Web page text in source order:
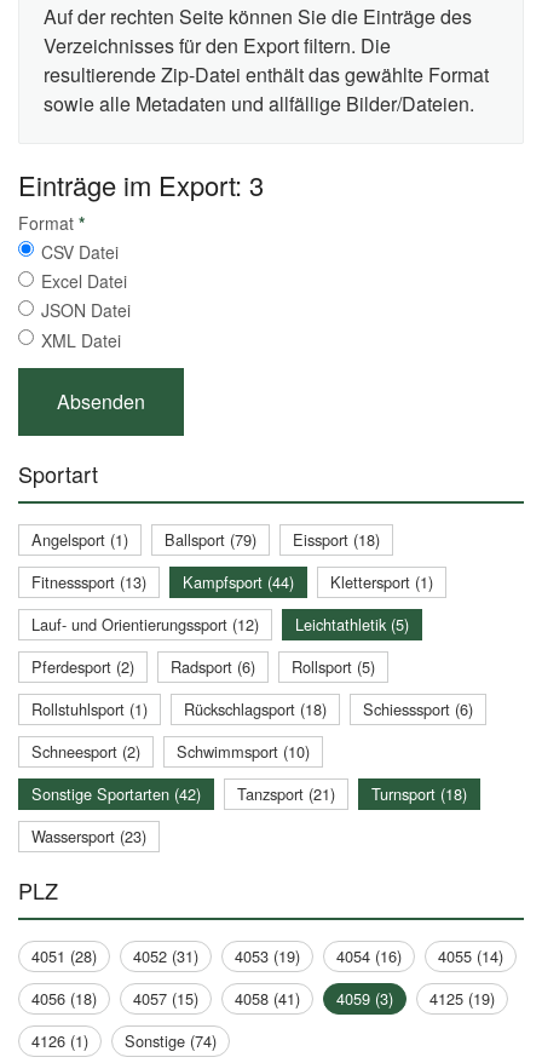
Auf der rechten Seite können Sie die Einträge des
Verzeichnisses für den Export filtern. Die
resultierende Zip-Datei enthält das gewählte Format
sowie alle Metadaten und allfällige Bilder/Dateien.
Einträge im Export: 3
Format *
CSV Datei
Excel Datei
JSON Datei
XML Datei
Sportart
Angelsport (1) Ballsport (79)
Eissport (18)
Fitnesssport (13)
Kampfsport (44)
Klettersport (1)
Lauf- und Orientierungssport (12)
Leichtathletik (5)
Pferdesport (2)
Radsport (6)
Rollsport (5)
Rollstuhlsport (1)
Rückschlagsport (18)
Schiesssport (6)
Schneesport (2)
Schwimmsport (10)
Sonstige Sportarten (42)
Tanzsport (21)
Turnsport (18)
Wassersport (23)
PLZ
4051 (28) 4052 (31) 4053 (19) 4054 (16)
4055 (14)
4056 (18)
4057 (15) 4058 (41) 4059 (3)
4125 (19)
4126 (1)
Sonstige (74)